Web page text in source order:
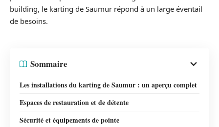
building, le karting de Saumur répond à un large éventail
de besoins.
Sommaire
Les installations du karting de Saumur : un aperçu complet
Espaces de restauration et de détente
Sécurité et équipements de pointe